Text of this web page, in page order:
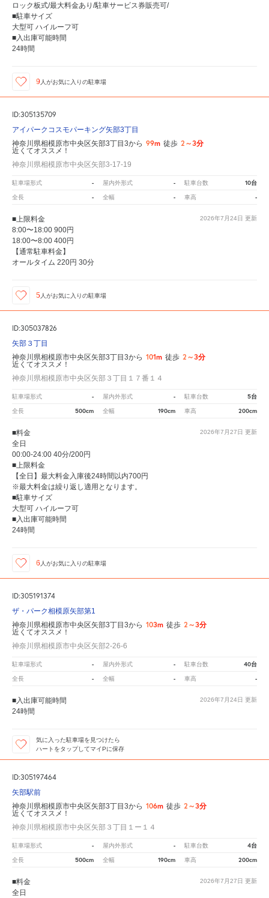
ロック板式/最大料金あり/駐車サービス券販売可/
■駐車サイズ
大型可 ハイルーフ可
■入出庫可能時間
24時間
9人がお気に入りの駐車場
ID:305135709
アイパークコスモパーキング矢部3丁目
神奈川県相模原市中央区矢部3丁目3から 99m 徒歩 2～3分
近くてオススメ！
神奈川県相模原市中央区矢部3-17-19
駐車場形式 - 屋内外形式 - 駐車台数 10台
全長 - 全幅 - 車高 -
2026年7月24日 更新
■上限料金
8:00〜18:00 900円
18:00〜8:00 400円
【通常駐車料金】
オールタイム 220円 30分
5人がお気に入りの駐車場
ID:305037826
矢部３丁目
神奈川県相模原市中央区矢部3丁目3から 101m 徒歩 2～3分
近くてオススメ！
神奈川県相模原市中央区矢部３丁目１７番１４
駐車場形式 - 屋内外形式 - 駐車台数 5台
全長 500cm 全幅 190cm 車高 200cm
2026年7月27日 更新
■料金
全日
00:00-24:00 40分/200円
■上限料金
【全日】最大料金入庫後24時間以内700円
※最大料金は繰り返し適用となります。
■駐車サイズ
大型可 ハイルーフ可
■入出庫可能時間
24時間
6 人がお気に入りの駐車場
ID:305191374
ザ・パーク相模原矢部第1
神奈川県相模原市中央区矢部3丁目3から 103m 徒歩 2～3分
近くてオススメ！
神奈川県相模原市中央区矢部2-26-6
駐車場形式 - 屋内外形式 - 駐車台数 40台
全長 - 全幅 - 車高 -
2026年7月24日 更新
■入出庫可能時間
24時間
気に入った駐車場を見つけたら
ハートをタップしてマイPに保存
ID:305197464
矢部駅前
神奈川県相模原市中央区矢部3丁目3から 106m 徒歩 2～3分
近くてオススメ！
神奈川県相模原市中央区矢部３丁目１ー１４
駐車場形式 - 屋内外形式 - 駐車台数 4台
全長 500cm 全幅 190cm 車高 200cm
2026年7月27日 更新
■料金
全日